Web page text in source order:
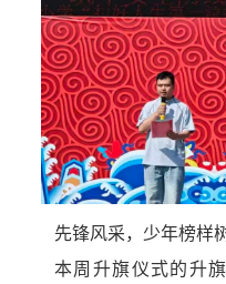
先锋风采，少年榜样
本周升旗仪式的升